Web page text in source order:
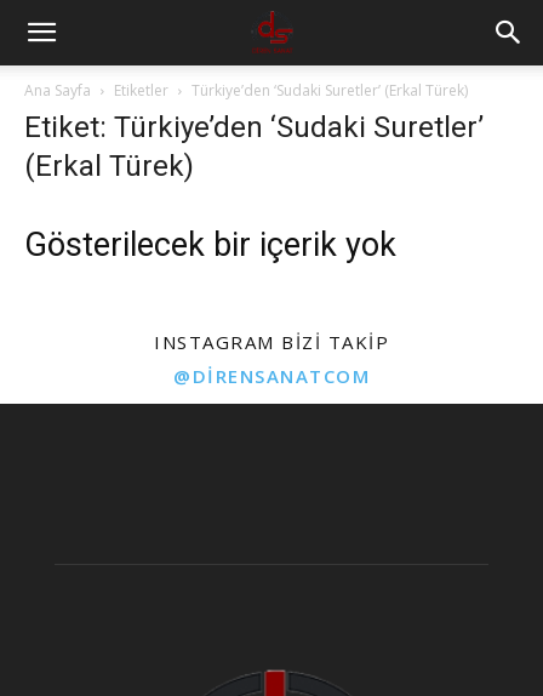
Ana Sayfa Etiketler Türkiye’den ‘Sudaki Suretler’ (Erkal Türek)
Etiket: Türkiye’den ‘Sudaki Suretler’
(Erkal Türek)
Gösterilecek bir içerik yok
INSTAGRAM BIZI TAKIP
@DIRENSANATCOM